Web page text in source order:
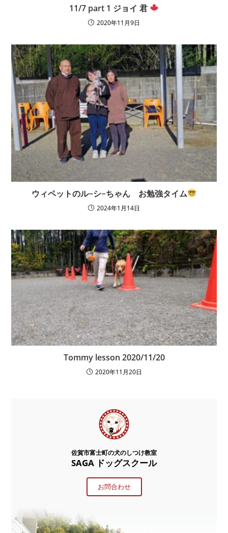
11/7 part 1 ジョイ 君
2020年11月9日
ウィペットのル−シ−ちゃん お勉強タイム
2024年1月14日
Tommy lesson 2020/11/20
2020年11月20日
佐賀市富士町の犬のしつけ教室
SAGA ドッグスクール
お問合わせ